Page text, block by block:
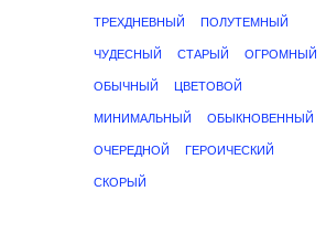
ТРЕХДНЕВНЫЙ ПОЛУТЕМНЫЙ
ЧУДЕСНЫЙ СТАРЫЙ ОГРОМНЫЙ
ОБЫЧНЫЙ ЦВЕТОВОЙ
МИНИМАЛЬНЫЙ ОБЫКНОВЕННЫЙ
ОЧЕРЕДНОЙ ГЕРОИЧЕСКИЙ
СКОРЫЙ